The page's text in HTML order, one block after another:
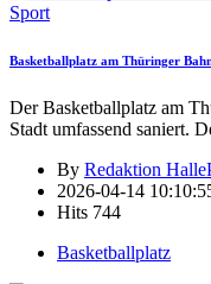
Sport
Basketballplatz am Thüringer
Der Basketballplatz am
Stadt umfassend saniert.
By Redaktion
2026-04-14
Hits 744
Basketballplatz